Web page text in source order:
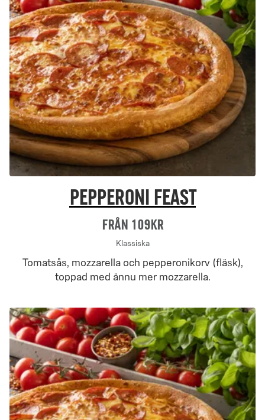
Pepperoni Feast
Från 109Kr
Klassiska
Tomatsås, mozzarella och pepperonikorv (fläsk),
toppad med ännu mer mozzarella.